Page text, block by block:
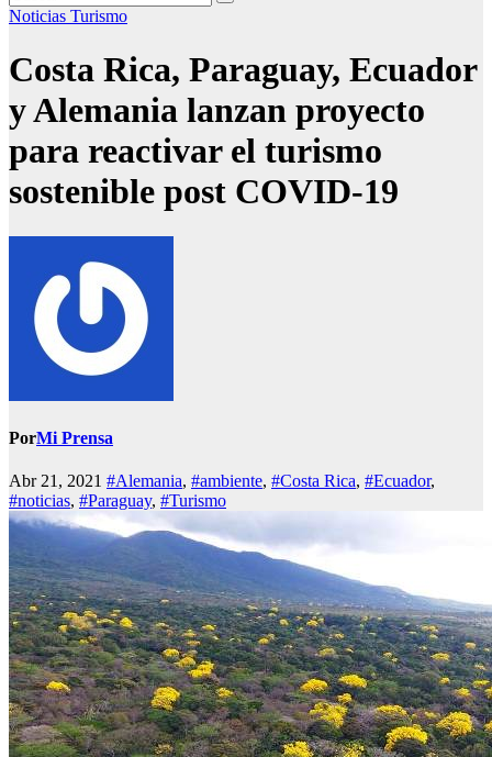
Noticias Turismo
Costa Rica, Paraguay, Ecuador
y Alemania lanzan proyecto
para reactivar el turismo
sostenible post COVID-19
PorMi Prensa
Abr 21, 2021 #Alemania, #ambiente, #Costa Rica, #Ecuador,
#noticias, #Paraguay, #Turismo